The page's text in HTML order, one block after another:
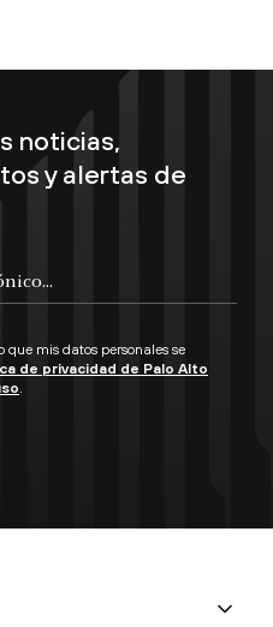
noticias,
y alertas de
mis datos personales se
de privacidad de Palo Alto
.